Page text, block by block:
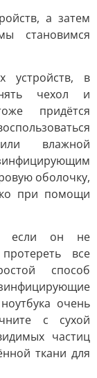
а затем
становимся
устройств, в
чехол и
придётся
влажной
оболочку,
при помощи
если он не
все
способ
очень
с сухой
частиц
ткани для